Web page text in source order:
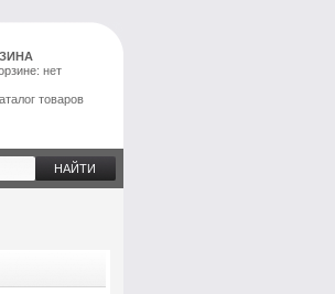
: нет
товаров